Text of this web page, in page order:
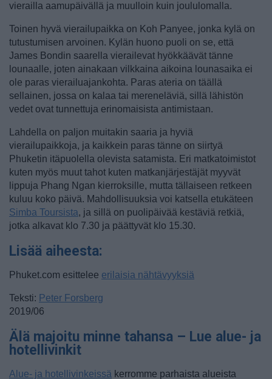
vierailla aamupäivällä ja muulloin kuin joululomalla.
Toinen hyvä vierailupaikka on Koh Panyee, jonka kylä on
tutustumisen arvoinen. Kylän huono puoli on se, että
James Bondin saarella vierailevat hyökkäävät tänne
lounaalle, joten ainakaan vilkkaina aikoina lounasaika ei
ole paras vierailuajankohta. Paras ateria on täällä
sellainen, jossa on kalaa tai mereneläviä, sillä lähistön
vedet ovat tunnettuja erinomaisista antimistaan.
Lahdella on paljon muitakin saaria ja hyviä
vierailupaikkoja, ja kaikkein paras tänne on siirtyä
Phuketin itäpuolella olevista satamista. Eri matkatoimistot
kuten myös muut tahot kuten matkanjärjestäjät myyvät
lippuja Phang Ngan kierroksille, mutta tällaiseen retkeen
kuluu koko päivä. Mahdollisuuksia voi katsella etukäteen
Simba Toursista, ja sillä on puolipäivää kestäviä retkiä,
jotka alkavat klo 7.30 ja päättyvät klo 15.30.
Lisää aiheesta:
Phuket.com esittelee erilaisia nähtävyyksiä
Teksti: Peter Forsberg
2019/06
Älä majoitu minne tahansa – Lue alue- ja
hotellivinkit
Alue- ja hotellivinkeissä kerromme parhaista alueista